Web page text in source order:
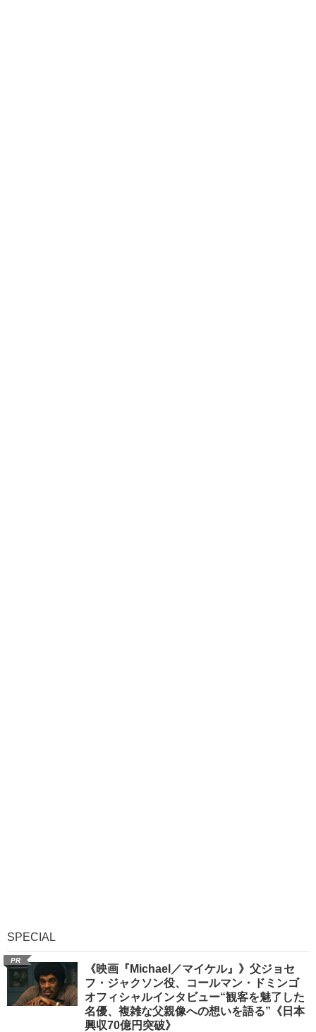
SPECIAL
PR
《映画『Michael／マイケル』》父ジョセ
フ・ジャクソン役、コールマン・ドミンゴ
オフィシャルインタビュー“観客を魅了した
名優、複雑な父親像への想いを語る”《日本
興収70億円突破》